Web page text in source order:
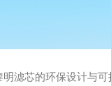
明滤芯的环保设计与可